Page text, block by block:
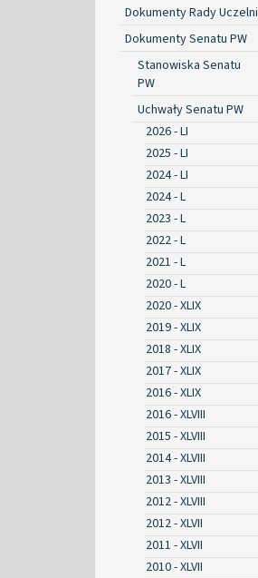
Dokumenty Rady Uczelni
Dokumenty Senatu PW
Stanowiska Senatu
PW
Uchwały Senatu PW
2026 - LI
2025 - LI
2024 - LI
2024 - L
2023 - L
2022 - L
2021 - L
2020 - L
2020 - XLIX
2019 - XLIX
2018 - XLIX
2017 - XLIX
2016 - XLIX
2016 - XLVIII
2015 - XLVIII
2014 - XLVIII
2013 - XLVIII
2012 - XLVIII
2012 - XLVII
2011 - XLVII
2010 - XLVII